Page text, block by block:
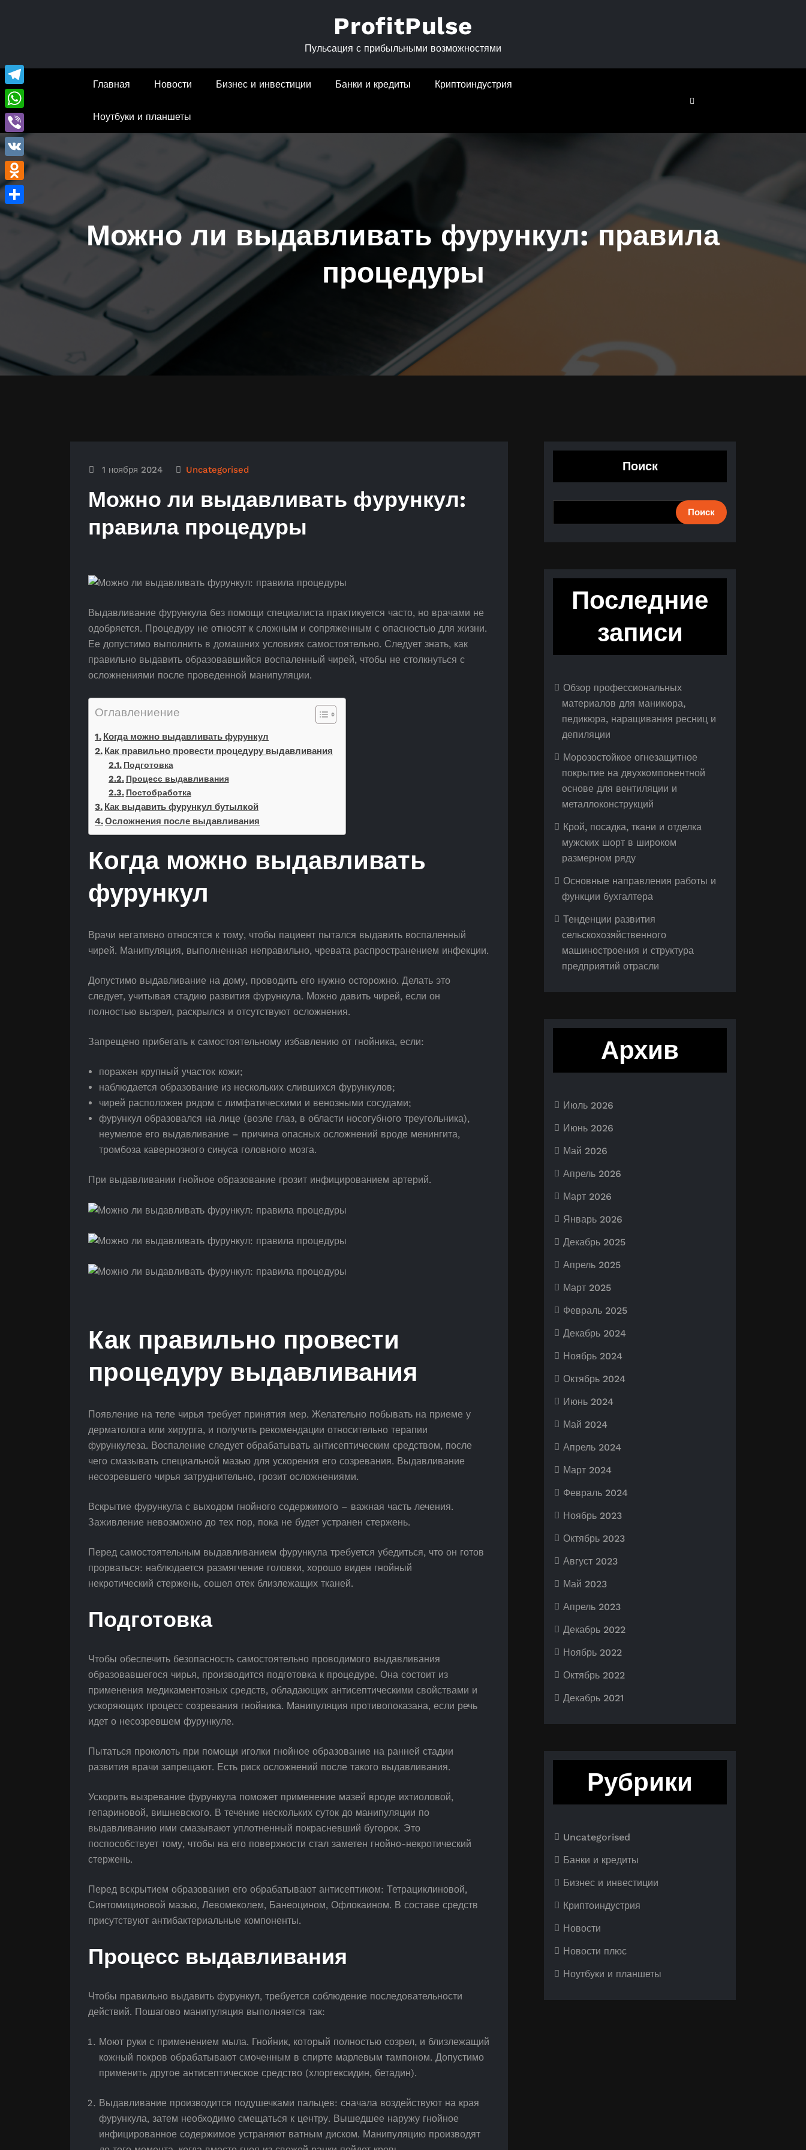
ProfitPulse
Пульсация с прибыльными возможностями
Главная Новости Бизнес и инвестиции Банки и кредиты Криптоиндустрия
Ноутбуки и планшеты
Можно ли выдавливать фурункул: правила
процедуры
1 ноября 2024 Uncategorised
Можно ли выдавливать фурункул:
правила процедуры
Выдавливание фурункула без помощи специалиста практикуется часто, но врачами не
одобряется. Процедуру не относят к сложным и сопряженным с опасностью для жизни.
Ее допустимо выполнить в домашних условиях самостоятельно. Следует знать, как
правильно выдавить образовавшийся воспаленный чирей, чтобы не столкнуться с
осложнениями после проведенной манипуляции.
Оглавлениение
Когда можно выдавливать фурункул
Как правильно провести процедуру выдавливания
Подготовка
Процесс выдавливания
Постобработка
Как выдавить фурункул бутылкой
Осложнения после выдавливания
Когда можно выдавливать
фурункул
Врачи негативно относятся к тому, чтобы пациент пытался выдавить воспаленный
чирей. Манипуляция, выполненная неправильно, чревата распространением инфекции.
Допустимо выдавливание на дому, проводить его нужно осторожно. Делать это
следует, учитывая стадию развития фурункула. Можно давить чирей, если он
полностью вызрел, раскрылся и отсутствуют осложнения.
Запрещено прибегать к самостоятельному избавлению от гнойника, если:
поражен крупный участок кожи;
наблюдается образование из нескольких слившихся фурункулов;
чирей расположен рядом с лимфатическими и венозными сосудами;
фурункул образовался на лице (возле глаз, в области носогубного треугольника),
неумелое его выдавливание – причина опасных осложнений вроде менингита,
тромбоза кавернозного синуса головного мозга.
При выдавливании гнойное образование грозит инфицированием артерий.
Как правильно провести
процедуру выдавливания
Появление на теле чирья требует принятия мер. Желательно побывать на приеме у
дерматолога или хирурга, и получить рекомендации относительно терапии
фурункулеза. Воспаление следует обрабатывать антисептическим средством, после
чего смазывать специальной мазью для ускорения его созревания. Выдавливание
несозревшего чирья затруднительно, грозит осложнениями.
Вскрытие фурункула с выходом гнойного содержимого – важная часть лечения.
Заживление невозможно до тех пор, пока не будет устранен стержень.
Перед самостоятельным выдавливанием фурункула требуется убедиться, что он готов
прорваться: наблюдается размягчение головки, хорошо виден гнойный
некротический стержень, сошел отек близлежащих тканей.
Подготовка
Чтобы обеспечить безопасность самостоятельно проводимого выдавливания
образовавшегося чирья, производится подготовка к процедуре. Она состоит из
применения медикаментозных средств, обладающих антисептическими свойствами и
ускоряющих процесс созревания гнойника. Манипуляция противопоказана, если речь
идет о несозревшем фурункуле.
Пытаться проколоть при помощи иголки гнойное образование на ранней стадии
развития врачи запрещают. Есть риск осложнений после такого выдавливания.
Ускорить вызревание фурункула поможет применение мазей вроде ихтиоловой,
гепариновой, вишневского. В течение нескольких суток до манипуляции по
выдавливанию ими смазывают уплотненный покрасневший бугорок. Это
поспособствует тому, чтобы на его поверхности стал заметен гнойно-некротический
стержень.
Перед вскрытием образования его обрабатывают антисептиком: Тетрациклиновой,
Синтомициновой мазью, Левомеколем, Банеоцином, Офлокаином. В составе средств
присутствуют антибактериальные компоненты.
Процесс выдавливания
Чтобы правильно выдавить фурункул, требуется соблюдение последовательности
действий. Пошагово манипуляция выполняется так:
Моют руки с применением мыла. Гнойник, который полностью созрел, и близлежащий
кожный покров обрабатывают смоченным в спирте марлевым тампоном. Допустимо
применить другое антисептическое средство (хлоргексидин, бетадин).
Выдавливание производится подушечками пальцев: сначала воздействуют на края
фурункула, затем необходимо смещаться к центру. Вышедшее наружу гнойное
инфицированное содержимое устраняют ватным диском. Манипуляцию производят
Поиск
Поиск
Последние
записи
Обзор профессиональных
материалов для маникюра,
педикюра, наращивания ресниц и
депиляции
Морозостойкое огнезащитное
покрытие на двухкомпонентной
основе для вентиляции и
металлоконструкций
Крой, посадка, ткани и отделка
мужских шорт в широком
размерном ряду
Основные направления работы и
функции бухгалтера
Тенденции развития
сельскохозяйственного
машиностроения и структура
предприятий отрасли
Архив
Июль 2026
Июнь 2026
Май 2026
Апрель 2026
Март 2026
Январь 2026
Декабрь 2025
Апрель 2025
Март 2025
Февраль 2025
Декабрь 2024
Ноябрь 2024
Октябрь 2024
Июнь 2024
Май 2024
Апрель 2024
Март 2024
Февраль 2024
Ноябрь 2023
Октябрь 2023
Август 2023
Май 2023
Апрель 2023
Декабрь 2022
Ноябрь 2022
Октябрь 2022
Декабрь 2021
Рубрики
Uncategorised
Банки и кредиты
Бизнес и инвестиции
Криптоиндустрия
Новости
Новости плюс
Ноутбуки и планшеты
Telegram
WhatsApp
Viber
VK
Odnoklassniki
Отправить